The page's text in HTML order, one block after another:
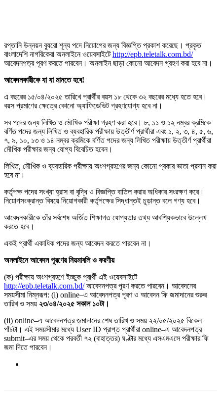
রপ্তানি উন্নয়ন ব্যুরো শূন্য পদে নিয়োগের জন্য বিজ্ঞপ্তি প্রকাশ করেছে। প্রকৃত
বাংলাদেশি নাগরিকেরা অনলাইনে ওয়েবসাইটেhttp://epb.teletalk.com.bd/
আবেদনপত্র পূরণ করতে পারবেন। অনলাইন ছাড়া কোনো আবেদন গ্রহণ করা হবে না।
আবেদনকারীকে যা যা মানতে হবে!
এ বছরের ১৫/০৪/২০২৫ তারিখে প্রার্থীর বয়স ১৮ থেকে ৩২ বছরের মধ্যে হতে হবে।
বয়স প্রমাণের ক্ষেত্রে কোনো অ্যাফিডেভিট গ্রহণযোগ্য হবে না।
সব পদের জন্য লিখিত ও মৌখিক পরীক্ষা গ্রহণ করা হবে। ৮, ১১ ও ১২ নম্বর ক্রমিকে
বর্ণিত পদের জন্য লিখিত ও ব্যবহারিক পরীক্ষায় উত্তীর্ণ প্রার্থীরা এবং ১, ২, ৩, ৪, ৫, ৬,
৭, ৯, ১০, ১৩ ও ১৪ নম্বর ক্রমিকে বর্ণিত পদের জন্য লিখিত পরীক্ষায় উত্তীর্ণ প্রার্থীরা
মৌখিক পরীক্ষার জন্য যোগ্য বিবেচিত হবেন।
লিখিত, মৌখিক ও ব্যবহারিক পরীক্ষায় অংশগ্রহণের জন্য কোনো প্রকার ভাতা প্রদান করা
হবে না।
কর্তৃপক্ষ পদের সংখ্যা হ্রাস বা বৃদ্ধি ও বিজ্ঞপ্তি বাতিল করার অধিকার সংরক্ষণ করে।
নিয়োগসংক্রান্ত বিষয়ে নিয়োগকারী কর্তৃপক্ষের সিদ্ধান্তই চূড়ান্ত বলে গণ্য হবে।
আবেদনকারীকে তাঁর সর্বশেষ অর্জিত শিক্ষাগত যোগ্যতার তথ্য আবশ্যিকভাবে উল্লেখ
করতে হবে।
একই প্রার্থী একাধিক পদের জন্য আবেদন করতে পারবেন না।
অনলাইনে আবেদন পূরণের নিয়মাবলি ও করণীয়
(ক) পরীক্ষায় অংশগ্রহণে ইচ্ছুক প্রার্থী এই ওয়েবসাইটে
http://epb.teletalk.com.bd/আবেদনপত্র পূরণ করতে পারবেন। আবেদনের
সময়সীমা নিম্নরূপ: (i) online–এ আবেদনপত্র পূরণ ও আবেদন ফি জমাদানের শুরুর
তারিখ ও সময় ২৩/০৪/২০২৫ সকাল ১০টা।
(ii) online–এ আবেদনপত্র জমাদানের শেষ তারিখ ও সময় ২২/০৫/২০২৫ বিকেল
পাঁচটা। এই সময়সীমার মধ্যে User ID প্রাপ্ত প্রার্থীরা online–এ আবেদনপত্র
submit–এর সময় থেকে পরবর্তী ৭২ (বাহাত্তর) ঘণ্টার মধ্যে এসএমএসে পরীক্ষার ফি
জমা দিতে পারবেন।